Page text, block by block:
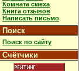
Комната смеха
Книга отзывов
Написать письмо
Поиск
Поиск по сайту
Счётчики